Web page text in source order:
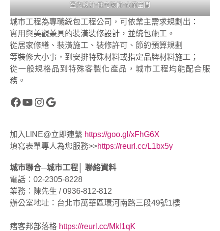
室內設計-住宅裝修-商業空間
城市工程為專職統包工程公司，可依業主需求規劃出：
實用與美觀兼具的裝潢裝修設計，並統包施工。
從居家修繕、裝潢施工、裝修許可、節約預算規劃
等裝修大小事，到安排特殊材料或指定品牌材料施工；
從一般規格品到特殊客製化產品，城市工程均能配合服
務。
https://reurl.cc/vmal1k
https://reurl.cc/eWze5K
Instagram
Google
加入LINE@立即連繫 https://goo.gl/xFhG6X
填寫表單專人為您服務>>https://reurl.cc/L1bx5y
城市聯合─城市工程│ 聯絡資料
電話：02-2305-8228
業務：陳先生 / 0936-812-812
辦公室地址：台北市萬華區環河南路三段49號1樓
痞客邦部落格 https://reurl.cc/Mkl1qK